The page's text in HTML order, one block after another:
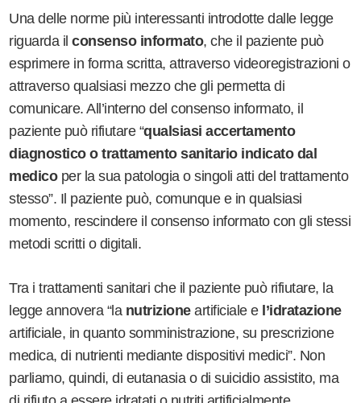
Una delle norme più interessanti introdotte dalle legge
riguarda ilconsenso informato, che il paziente può
esprimere in forma scritta, attraverso videoregistrazioni o
attraverso qualsiasi mezzo che gli permetta di
comunicare. All’interno del consenso informato, il
paziente può rifiutare “qualsiasi accertamento
diagnostico o trattamento sanitario indicato dal
medicoper la sua patologia o singoli atti del trattamento
stesso”. Il paziente può, comunque e in qualsiasi
momento, rescindere il consenso informato con gli stessi
metodi scritti o digitali.
Tra i trattamenti sanitari che il paziente può rifiutare, la
legge annovera “la nutrizioneartificiale e l’idratazione
artificiale, in quanto somministrazione, su prescrizione
medica, di nutrienti mediante dispositivi medici”. Non
parliamo, quindi, di eutanasia o di suicidio assistito, ma